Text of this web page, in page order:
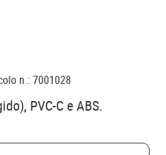
n.: 7001028
PVC-C e ABS.